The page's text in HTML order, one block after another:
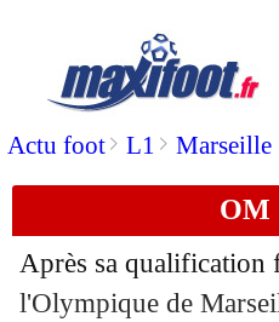
Actu foot> L1 > Marseille
OM
Après sa qualification
l'Olympique de
Lyon:
04/05 PSG: Neymar
04/05 OM: Lyon
04/05 Coeff. UEFA: